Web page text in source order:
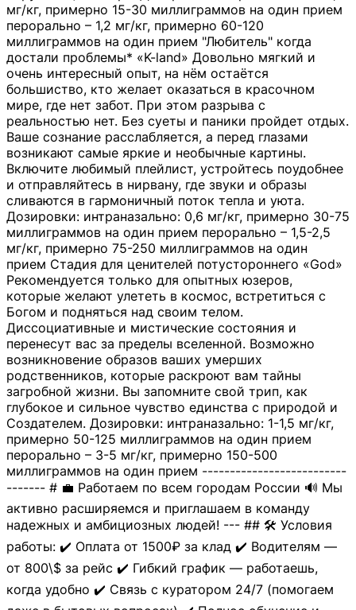
мг/кг, примерно 15-30 миллиграммов на один прием
перорально – 1,2 мг/кг, примерно 60-120
миллиграммов на один прием "Любитель" когда
достали проблемы* «K-land» Довольно мягкий и
очень интересный опыт, на нём остаётся
большиство, кто желает оказаться в красочном
мире, где нет забот. При этом разрыва с
реальностью нет. Без суеты и паники пройдет отдых.
Ваше сознание расслабляется, а перед глазами
возникают самые яркие и необычные картины.
Включите любимый плейлист, устройтесь поудобнее
и отправляйтесь в нирвану, где звуки и образы
сливаются в гармоничный поток тепла и уюта.
Дозировки: интраназально: 0,6 мг/кг, примерно 30-75
миллиграммов на один прием перорально – 1,5-2,5
мг/кг, примерно 75-250 миллиграммов на один
прием Стадия для ценителей потустороннего «God»
Рекомендуется только для опытных юзеров,
которые желают улететь в космос, встретиться с
Богом и подняться над своим телом.
Диссоциативные и мистические состояния и
перенесут вас за пределы вселенной. Возможно
возникновение образов ваших умерших
родственников, которые раскроют вам тайны
загробной жизни. Вы запомните свой трип, как
глубокое и сильное чувство единства с природой и
Создателем. Дозировки: интраназально: 1-1,5 мг/кг,
примерно 50-125 миллиграммов на один прием
перорально – 3-5 мг/кг, примерно 150-500
миллиграммов на один прием --------------------------
------- # 💼 Работаем по всем городам России 🔊 Мы
активно расширяемся и приглашаем в команду
надежных и амбициозных людей! --- ## 🛠 Условия
работы: ✔️ Оплата от 1500₽ за клад ✔️ Водителям —
от 800\$ за рейс ✔️ Гибкий график — работаешь,
когда удобно ✔️ Связь с куратором 24/7 (помогаем